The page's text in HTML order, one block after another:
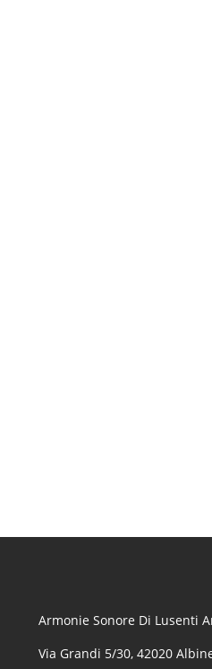
Armonie Sonore Di Lusenti
Via Grandi 5/30, 42020